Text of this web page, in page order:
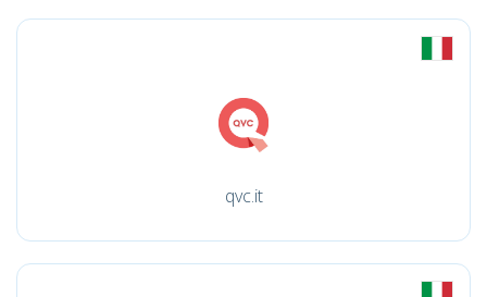
qvc.it